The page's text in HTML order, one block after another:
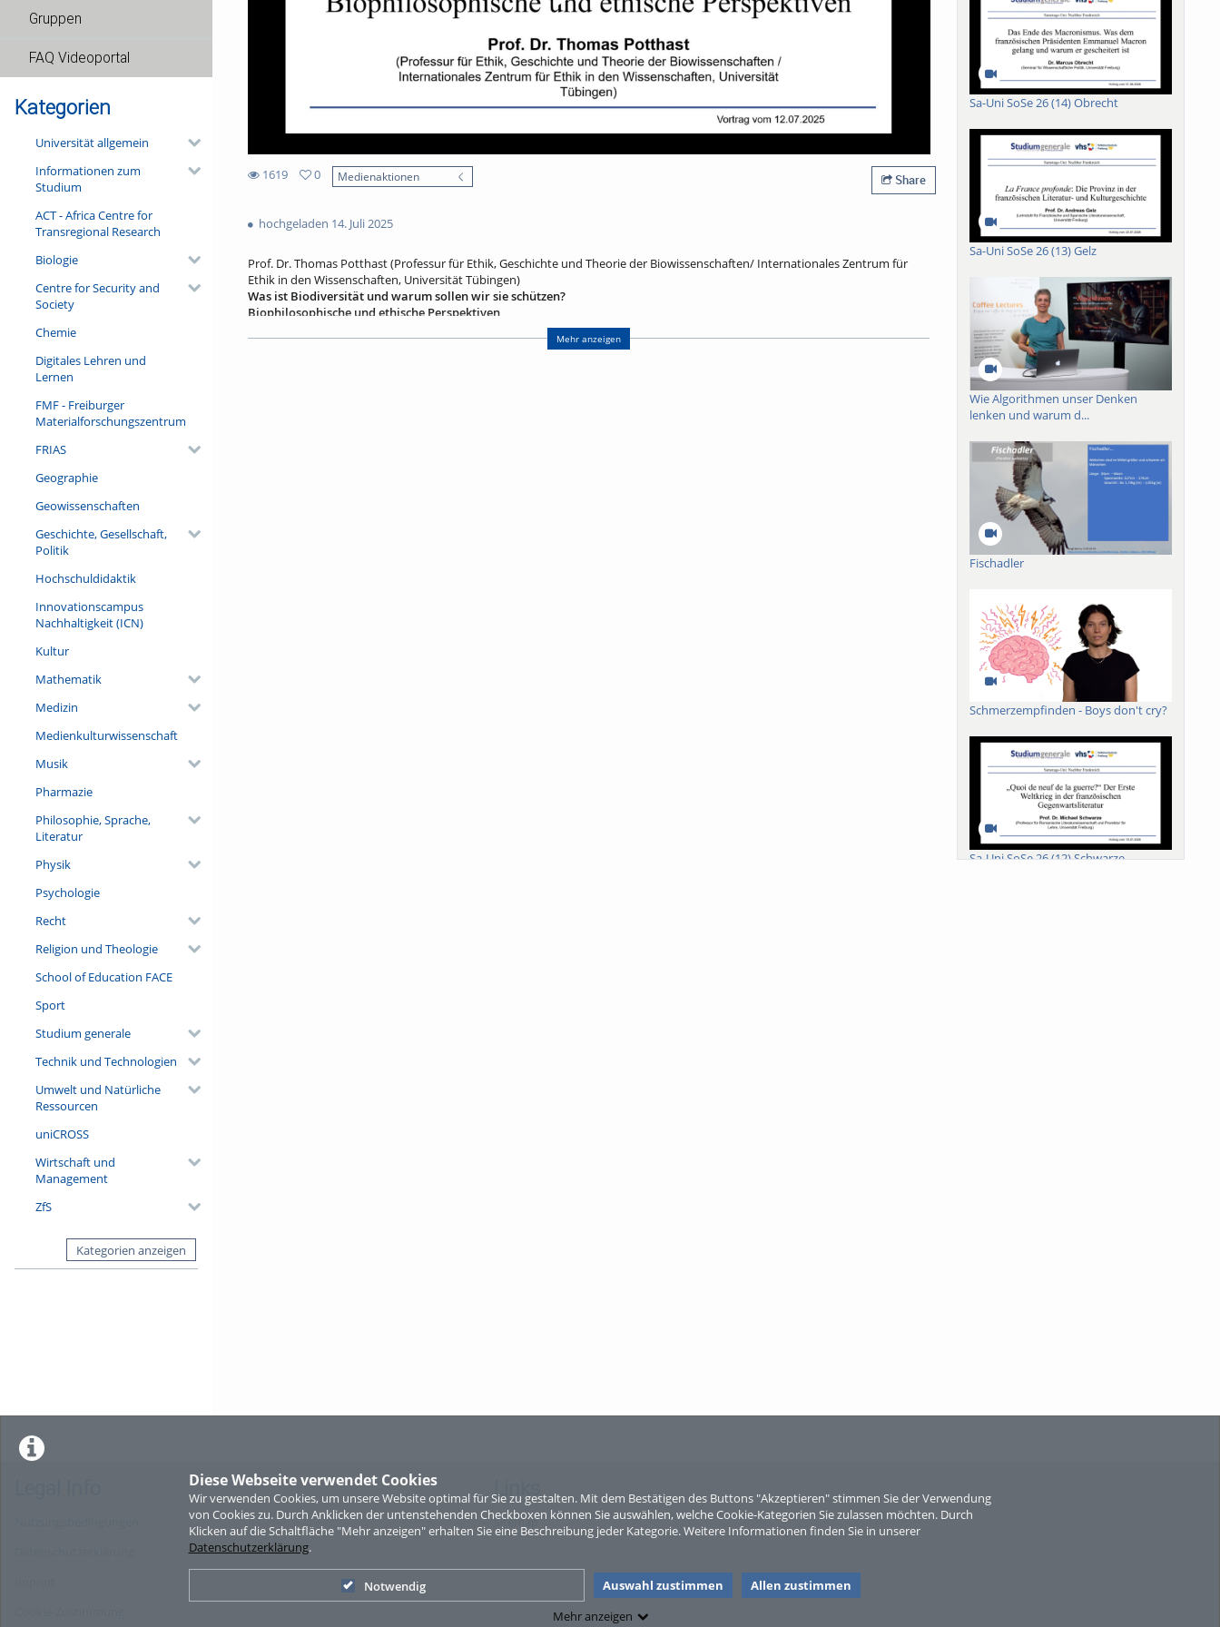
Diese Webseite verwendet Cookies
Wir verwenden Cookies, um unsere Website optimal für Sie zu gestalten. Mit dem Bestätigen des Buttons "Akzeptieren" stimmen Sie der Verwendung
von Cookies zu. Durch Anklicken der untenstehenden Checkboxen können Sie auswählen, welche Cookie-Kategorien Sie zulassen möchten. Durch
Klicken auf die Schaltfläche "Mehr anzeigen" erhalten Sie eine Beschreibung jeder Kategorie. Weitere Informationen finden Sie in unserer
Datenschutzerklärung.
Notwendig Auswahl zustimmen
Allen zustimmen
Mehr anzeigen
Gruppen
FAQ Videoportal
Kategorien
Universität allgemein
Informationen zum
Studium
ACT - Africa Centre for
Transregional Research
Biologie
Centre for Security and
Society
Chemie
Digitales Lehren und
Lernen
FMF - Freiburger
Materialforschungszentrum
FRIAS
Geographie
Geowissenschaften
Geschichte, Gesellschaft,
Politik
Hochschuldidaktik
Innovationscampus
Nachhaltigkeit (ICN)
Kultur
Mathematik
Medizin
Medienkulturwissenschaft
Musik
Pharmazie
Philosophie, Sprache,
Literatur
Physik
Psychologie
Recht
Religion und Theologie
School of Education FACE
Sport
Studium generale
Technik und Technologien
Umwelt und Natürliche
Ressourcen
uniCROSS
Wirtschaft und
Management
ZfS
Kategorien anzeigen
1619
views
0
Medienaktionen Share
hochgeladen 14. Juli 2025
Prof. Dr. Thomas Potthast (Professur für Ethik, Geschichte und Theorie der Biowissenschaften/ Internationales Zentrum für
Ethik in den Wissenschaften, Universität Tübingen)
Was ist Biodiversität und warum sollen wir sie schützen?
Biophilosophische und ethische Perspektiven
Wir leben in Zeiten (auch) einer Biodiversitätskrise. Doch was genau meint der Ausdruck „Biodiversität“, der erst in den spätern
1980er Jahren geprägt wurde? Umfasst er das Leben an sich, alle Lebensformen, alle Spezies und Ökosysteme? Aus Perspektive
Mehr anzeigen
Sa-Uni SoSe 26 (14) Obrecht
Sa-Uni SoSe 26 (13) Gelz
Wie Algorithmen unser Denken
lenken und warum d...
Fischadler
Schmerzempfinden - Boys don't cry?
Sa-Uni SoSe 26 (12) Schwarze
Sperber
Links
Sitemap